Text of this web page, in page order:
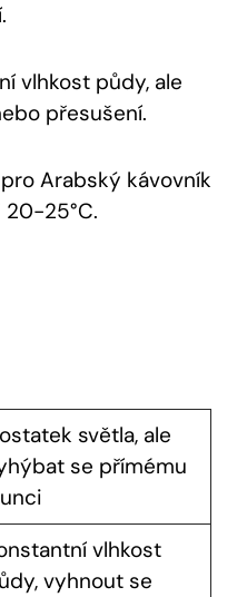
vlhkost půdy, ale
přesušení.
Arabský kávovník
25°C.
světla, ale
se přímému
vlhkost
vyhnout se